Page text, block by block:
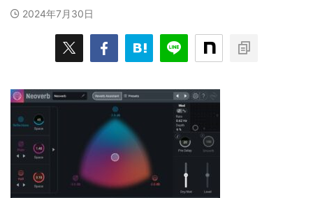
2024年7月30日